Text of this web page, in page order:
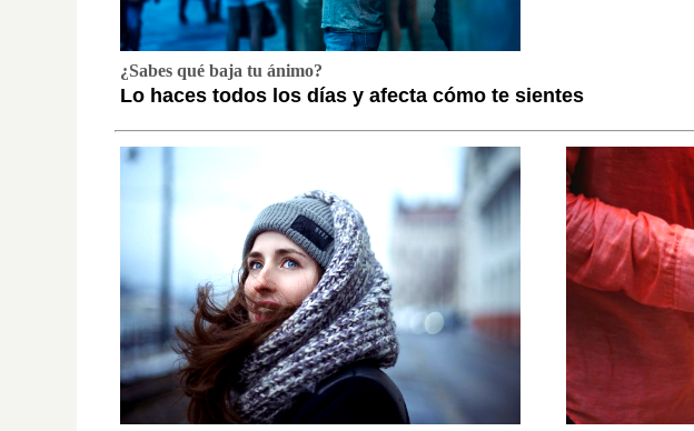
¿Sabes qué baja tu ánimo?
Lo haces todos los días y afecta cómo te sientes